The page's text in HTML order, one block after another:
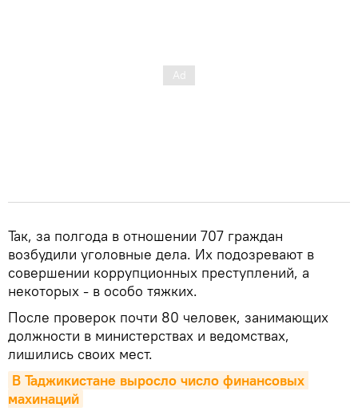
Так, за полгода в отношении 707 граждан
возбудили уголовные дела. Их подозревают в
совершении коррупционных преступлений, а
некоторых - в особо тяжких.
После проверок почти 80 человек, занимающих
должности в министерствах и ведомствах,
лишились своих мест.
В Таджикистане выросло число финансовых
махинаций